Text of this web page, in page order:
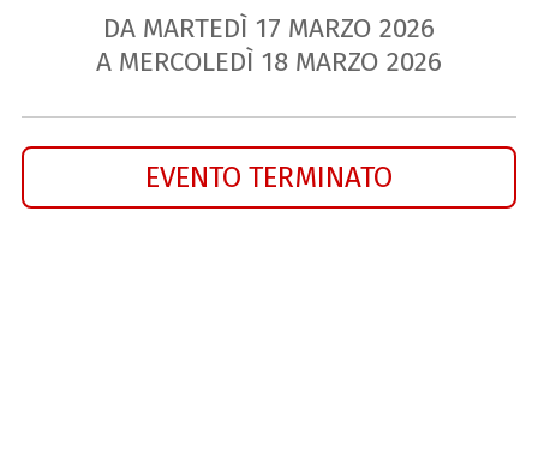
DA MARTEDÌ 17 MARZO 2026
A MERCOLEDÌ 18 MARZO 2026
EVENTO TERMINATO